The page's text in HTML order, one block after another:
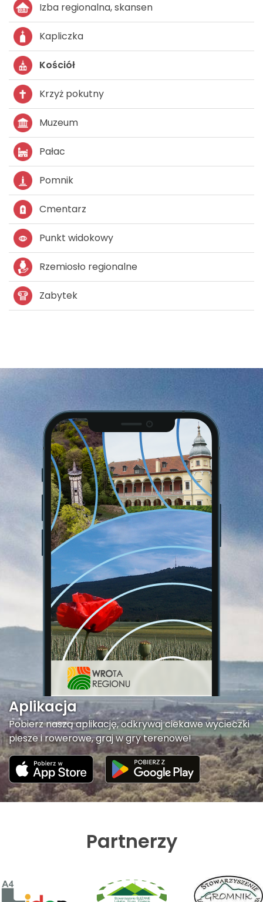
Izba regionalna, skansen
Kapliczka
Kościół
Krzyż pokutny
Muzeum
Pałac
Pomnik
Cmentarz
Punkt widokowy
Rzemiosło regionalne
Zabytek
Aplikacja
Pobierz naszą aplikację, odkrywaj ciekawe wycieczki
piesze i rowerowe, graj w gry terenowe!
Partnerzy